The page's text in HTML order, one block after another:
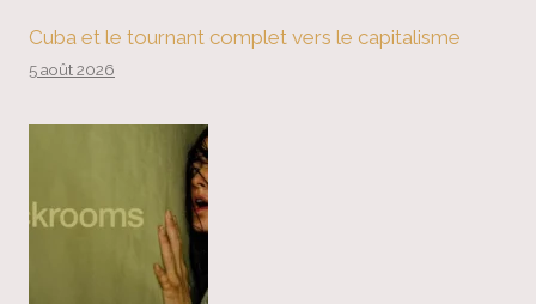
Cuba et le tournant complet vers le capitalisme
5 août 2026